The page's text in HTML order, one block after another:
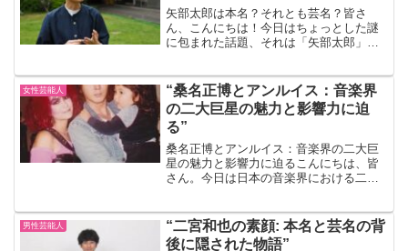
矢部太郎は本名？それとも芸名？皆さ
ん、こんにちは！今日はちょっとした謎
に包まれた話題、それは「矢部太郎」と
レビや雑誌で見かけたことがあるかもし
れませんね。しかし、この「...
女性芸能人
“桑名正博とアンルイス：音楽界
の二大巨星の魅力と影響力に迫
る”
桑名正博とアンルイス：音楽界の二大巨
星の魅力と影響力に迫るこんにちは、皆
さん。今日は日本の音楽界における二大
について一緒に探っていきましょう。桑
名正博：歌唱力とパフォー...
男性芸能人
“二宮和也の素顔: 本名と芸名の背
後に隠された物語”